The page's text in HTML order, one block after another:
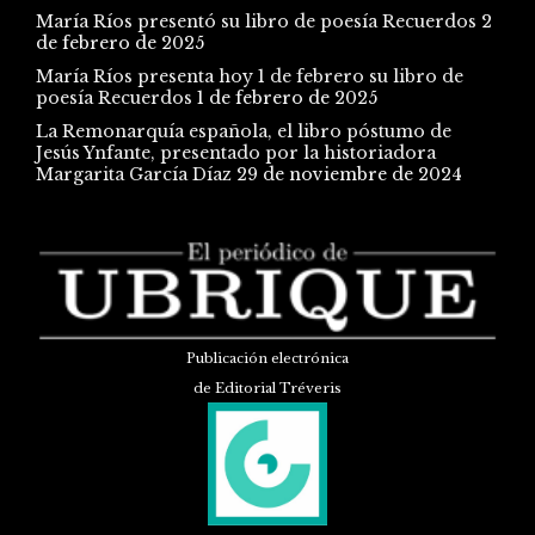
María Ríos presentó su libro de poesía Recuerdos 2
de febrero de 2025
María Ríos presenta hoy 1 de febrero su libro de
poesía Recuerdos 1 de febrero de 2025
La Remonarquía española, el libro póstumo de
Jesús Ynfante, presentado por la historiadora
Margarita García Díaz 29 de noviembre de 2024
Publicación electrónica
de Editorial Tréveris